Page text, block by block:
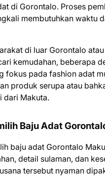
di Gorontalo. Proses
membutuhkan waktu
di luar Gorontalo
kemudahan, beberapa
fokus pada fashion adat
produk serupa atau
dari Makuta.
Baju Adat
baju adat Gorontalo
detail sulaman, dan
tersebut nyaman